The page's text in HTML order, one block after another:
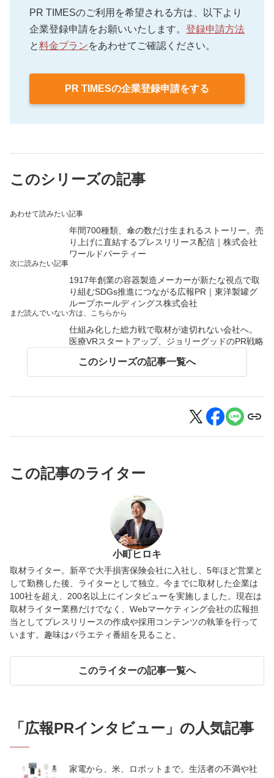
PR TIMESのご利用を希望される方は、以下より
企業登録申請をお願いいたします。 登録申請方法
と料金プランをあわせてご確認ください。
PR TIMESの企業登録申請をする
このシリーズの記事
あわせて読みたい記事
年間700種類、傘の数だけ生まれるストーリー。売
り上げに直結するプレスリリース配信｜株式会社
ワールドパーティー
次に読みたい記事
1917年創業の容器製造メーカーが新たな視点で取
り組むSDGs推進につながる広報PR｜東洋製罐グ
ループホールディングス株式会社
まだ読んでいない方は、こちらから
仕組み化した総力戦で取材が途切れない会社へ。
医療VRスタートアップ、ジョリーグッドのPR戦略
このシリーズの記事一覧へ
この記事のライター
小町ヒロキ
取材ライター。新卒で大手損害保険会社に入社し、5年ほど営業と
して勤務した後、ライターとして独立。今までに取材した企業は
100社を超え、200名以上にインタビューを実施しました。現在は
取材ライター業務だけでなく、Webマーケティング会社の広報担
当としてプレスリリースの作成や採用コンテンツの執筆を行って
います。趣味はバラエティ番組を見ること。
このライターの記事一覧へ
「広報PRインタビュー 」の人気記事
家電から、米、ロボットまで。生活者の不満や社